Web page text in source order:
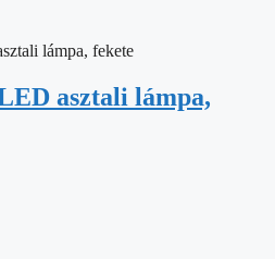
asztali lámpa,